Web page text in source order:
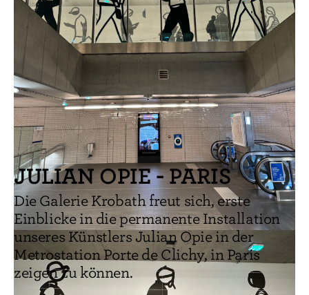
JULIAN OPIE - PARIS
Die Galerie Krobath freut sich, erste
Einblicke in die permanente Installation
unseres Künstlers Julian Opie in der
Metrostation Porte de Clichy, in Paris
zeigen zu können.